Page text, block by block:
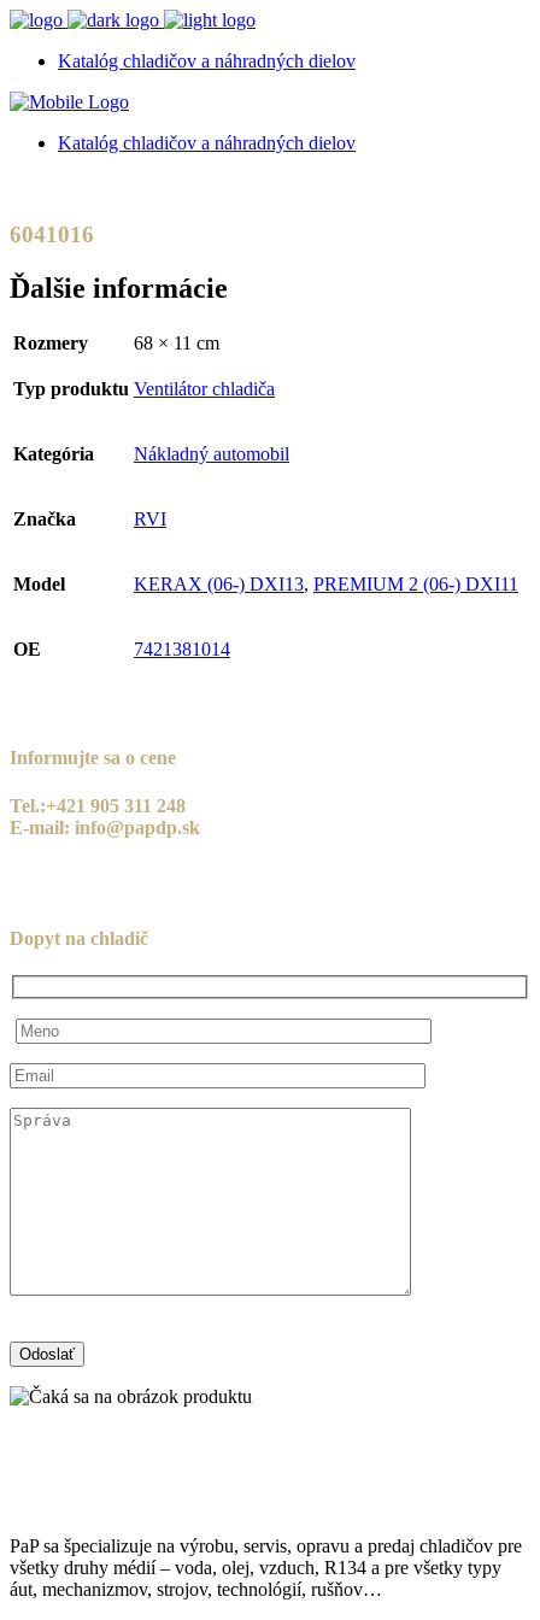
Katalóg chladičov a náhradných dielov
Katalóg chladičov a náhradných dielov
6041016
Ďalšie informácie
Rozmery 68 × 11 cm
Typ produktu Ventilátor chladiča
Kategória Nákladný automobil
Značka RVI
Model KERAX (06-) DXI13, PREMIUM 2 (06-) DXI11
OE 7421381014
Informujte sa o cene
Tel.:+421 905 311 248
E-mail: info@papdp.sk
Dopyt na chladič
PaP sa špecializuje na výrobu, servis, opravu a predaj chladičov pre
všetky druhy médií – voda, olej, vzduch, R134 a pre všetky typy
áut, mechanizmov, strojov, technológií, rušňov…